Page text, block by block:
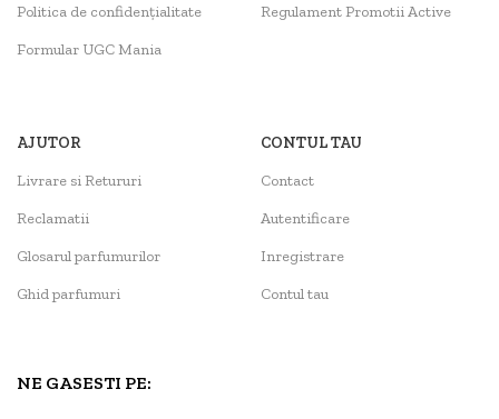
Politica de confidențialitate
Formular UGC Mania
Regulament Promotii Active
AJUTOR
Livrare si Retururi
Reclamatii
Glosarul parfumurilor
Ghid parfumuri
CONTUL TAU
Contact
Autentificare
Inregistrare
Contul tau
NE GASESTI PE: